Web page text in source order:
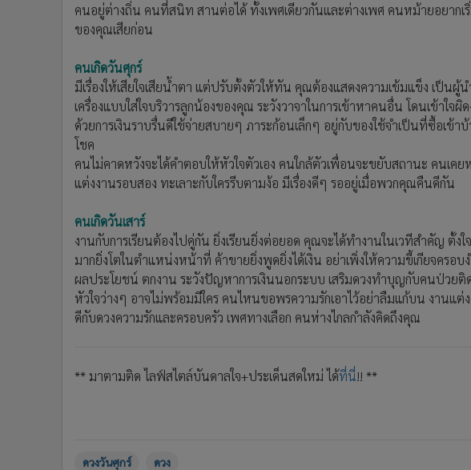
คนอยู่ต่างถิ่น คนที่สนิท สานต่อได้ ทั้งเพศเดียวกันและต่างเพศ คนหม้ายอยาก
ของคุณเสียก่อน
คนเกิดวันศุกร์
มีเรื่องให้เสียใจเสียน้ำตา แต่ปรับตั้งตัวให้ทัน คุณต้องแสดงความเข้มแข็ง เป็น
เครื่องแบบใส่ใจบริวารลูกน้องของคุณ ระวังวาจาในการเข้าหาคนอื่น โดนเข้าใจผิ
ด้วยการเงินราบรื่นดีใช้จ่ายสบายๆ ภาระก้อนเล็กๆ อยู่กับของใช้จำเป็นที่ซื้อเข้า
โชค
คนไม่คาดหวังจะได้คำตอบให้หัวใจตัวเอง คนใกล้ตัวเพื่อนจะขยับสถานะ คนเค
แต่งงานรอบสอง ทะเลาะกับใครรีบตามง้อ มีเรื่องดีๆ รออยู่เมื่อพวกคุณคืนดีกัน
คนเกิดวันเสาร์
งานกับการเรียนต้องไปคู่กัน ยิ่งเรียนยิ่งต่อยอด คุณจะได้ทำงานในเวทีสำคัญ ตั้ง
มากยิ่งโตในตำแหน่งหน้าที่ ค้าขายยิ่งพูดยิ่งได้เงิน อย่าเพิ่งให้ความขี้เกียจครอบ
ผลประโยชน์ ตกงาน ระวังปัญหาการเงินนอกระบบ เสริมดวงทำบุญกับคนป่วยติ
หัวใจว่างๆ อาจไม่พร้อมมีใคร คนไหนขอพรความรักเอาไว้อย่าลืมแก้บน งานแต่
ดีกับดวงความรักและครอบครัว เพศทางเลือก คนห่างไกลกำลังคิดถึงคุณ
** มาตามติด ไลฟ์สไตล์บันดาลใจ+ประเด็นสดใหม่ ได้ที่นี่!! **
ดวงวันศุกร์ ดวง